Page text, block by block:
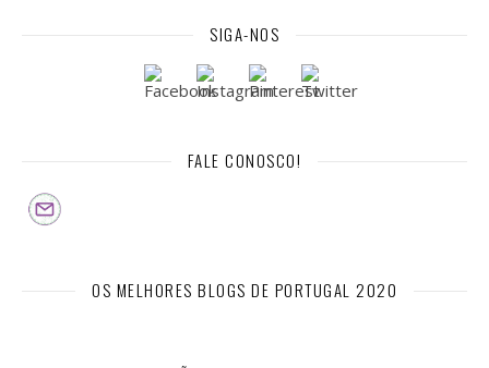
SIGA-NOS
FALE CONOSCO!
OS MELHORES BLOGS DE PORTUGAL 2020